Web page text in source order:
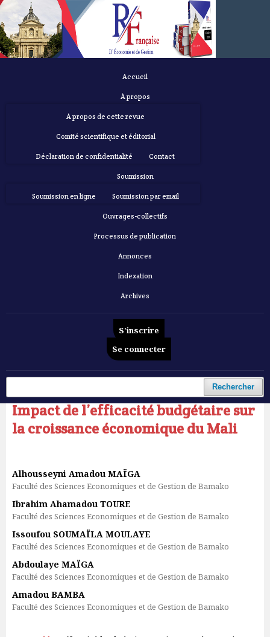
Accueil
À propos
À propos de cette revue
Comité scientifique et éditorial
Déclaration de confidentialité Contact
Soumission
Soumission en ligne Soumission par email
Ouvrages-collectifs
Processus de publication
Annonces
Indexation
Archives
S'inscrire
Se connecter
Rechercher
Vol. 6 No 12 (2025): Revue Française d'Economie et de Gestion
Articles
Impact de l’efficacité budgétaire sur
la croissance économique du Mali
Alhousseyni Amadou MAÏGA
Faculté des Sciences Economiques et de Gestion de Bamako
Ibrahim Ahamadou TOURE
Faculté des Sciences Economiques et de Gestion de Bamako
Issoufou SOUMAÏLA MOULAYE
Faculté des Sciences Economiques et de Gestion de Bamako
Abdoulaye MAÏGA
Faculté des Sciences Economiques et de Gestion de Bamako
Amadou BAMBA
Faculté des Sciences Economiques et de Gestion de Bamako